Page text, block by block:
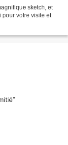
sketch, et
pour votre visite et